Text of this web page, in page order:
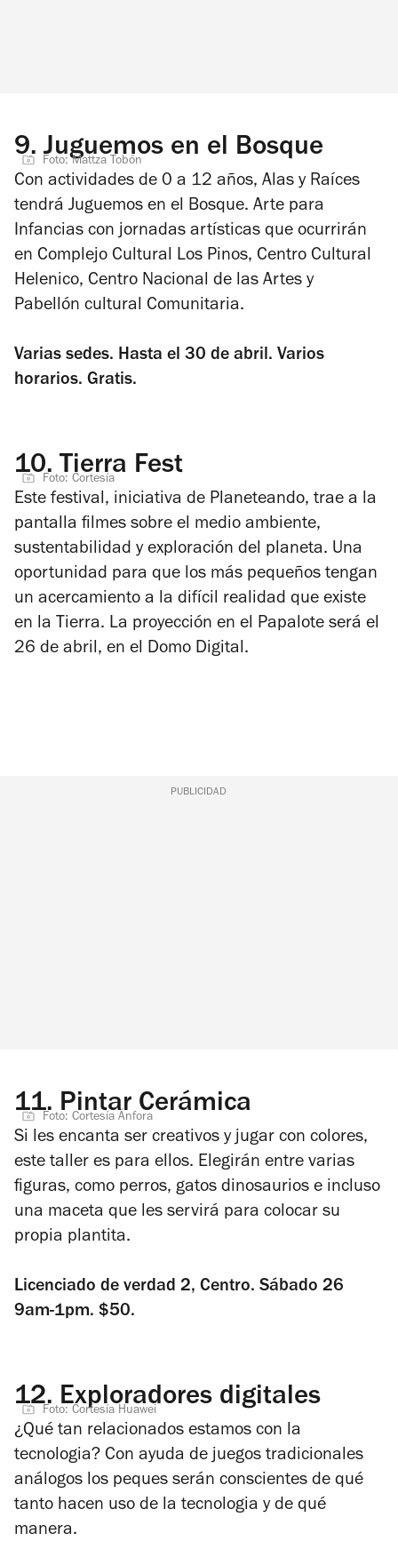
9. Juguemos en el Bosque
Foto: Mattza Tobón
Con actividades de 0 a 12 años, Alas y Raíces
tendrá Juguemos en el Bosque. Arte para
Infancias con jornadas artísticas que ocurrirán
en Complejo Cultural Los Pinos, Centro Cultural
Helenico, Centro Nacional de las Artes y
Pabellón cultural Comunitaria.
Varias sedes. Hasta el 30 de abril. Varios
horarios. Gratis.
10.Tierra Fest
Foto: Cortesía
Este festival, iniciativa de Planeteando, trae a la
pantalla filmes sobre el medio ambiente,
sustentabilidad y exploración del planeta. Una
oportunidad para que los más pequeños tengan
un acercamiento a la difícil realidad que existe
en la Tierra. La proyección en el Papalote será el
26 de abril, en el Domo Digital.
PUBLICIDAD
11.Pintar Cerámica
Foto: Cortesía Ánfora
Si les encanta ser creativos y jugar con colores,
este taller es para ellos. Elegirán entre varias
figuras, como perros, gatos dinosaurios e incluso
una maceta que les servirá para colocar su
propia plantita.
Licenciado de verdad 2, Centro. Sábado 26
9am-1pm. $50.
12.Exploradores digitales
Foto: Cortesía Huawei
¿Qué tan relacionados estamos con la
tecnologia? Con ayuda de juegos tradicionales
análogos los peques serán conscientes de qué
tanto hacen uso de la tecnologia y de qué
manera.